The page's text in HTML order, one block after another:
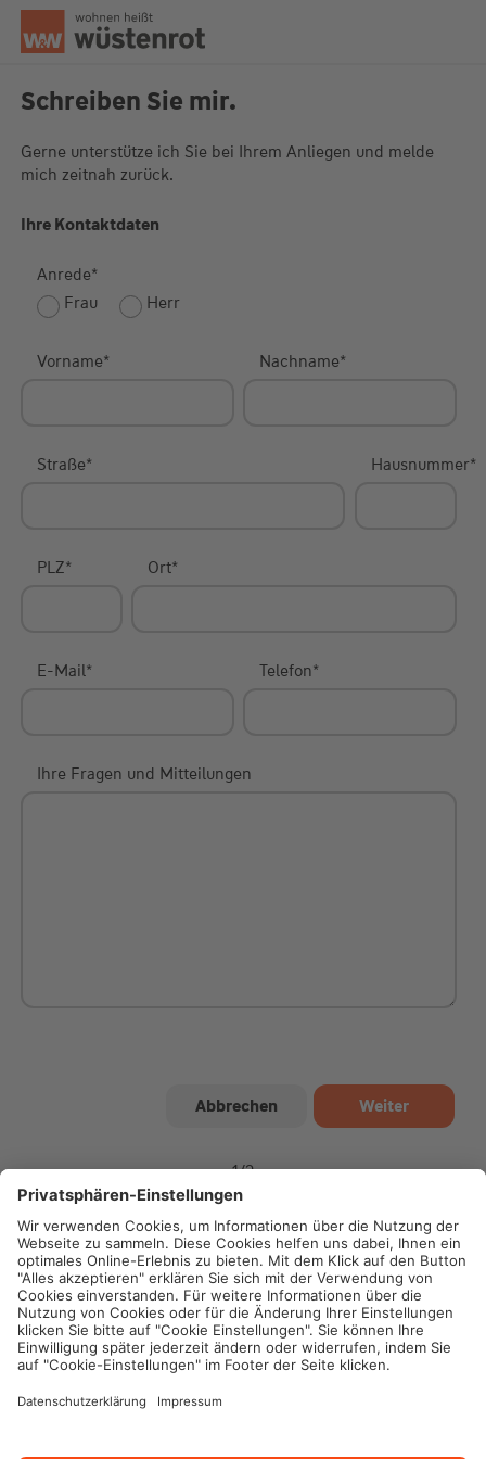
Seitenanfang
Schreiben Sie mir.
Gerne unterstütze ich Sie bei Ihrem Anliegen und melde
mich zeitnah zurück.
Ihre Kontaktdaten
Anrede*
Frau
Herr
Vorname* Nachname*
Straße* Hausnummer*
PLZ* Ort*
E-Mail* Telefon*
Ihre Fragen und Mitteilungen
1/2
Impressum
Datenschutz
Cookie-Einstellungen
Unsere Chatzeiten:
Fr: 9:00 Uhr - 18:00 Uhr